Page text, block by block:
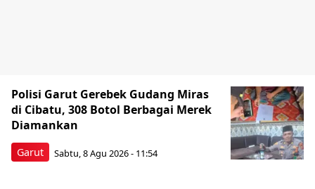
Garut
Polisi Garut Gerebek Gudang Miras
di Cibatu, 308 Botol Berbagai Merek
Diamankan
Sabtu, 8 Agu 2026 - 11:54